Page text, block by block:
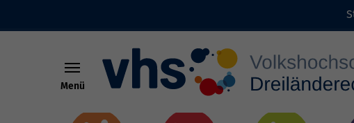
Skip to main content
Menü